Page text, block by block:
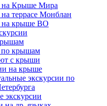
на Крыше Мира
террасе Монблан
на крыше ВО
по крышам
с крыши
на крыше
экскурсии по
экскурсии